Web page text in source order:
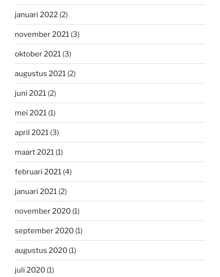
januari 2022 (2)
november 2021 (3)
oktober 2021 (3)
augustus 2021 (2)
juni 2021 (2)
mei 2021 (1)
april 2021 (3)
maart 2021 (1)
februari 2021 (4)
januari 2021 (2)
november 2020 (1)
september 2020 (1)
augustus 2020 (1)
juli 2020 (1)